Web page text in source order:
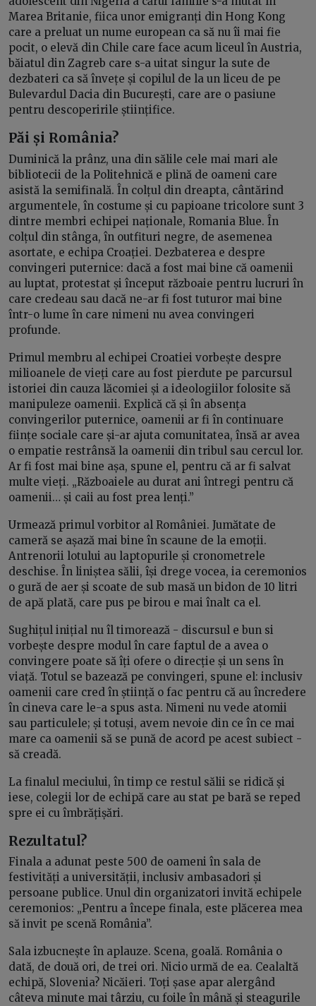
Marea Britanie, fiica unor emigranți din Hong Kong
care a preluat un nume european ca să nu îi mai fie
pocit, o elevă din Chile care face acum liceul în Austria,
băiatul din Zagreb care s-a uitat singur la sute de
dezbateri ca să învețe și copilul de la un liceu de pe
Bulevardul Dacia din București, care are o pasiune
pentru descoperirile științifice.
Păi și România?
Duminică la prânz, una din sălile cele mai mari ale
bibliotecii de la Politehnică e plină de oameni care
asistă la semifinală. În colțul din dreapta, cântărind
argumentele, în costume și cu papioane tricolore sunt 3
dintre membri echipei naționale, Romania Blue. În
colțul din stânga, în outfituri negre, de asemenea
asortate, e echipa Croației. Dezbaterea e despre
convingeri puternice: dacă a fost mai bine că oamenii
au luptat, protestat și început războaie pentru lucruri în
care credeau sau dacă ne-ar fi fost tuturor mai bine
într-o lume în care nimeni nu avea convingeri
profunde.
Primul membru al echipei Croatiei vorbește despre
milioanele de vieți care au fost pierdute pe parcursul
istoriei din cauza lăcomiei și a ideologiilor folosite să
manipuleze oamenii. Explică că și în absența
convingerilor puternice, oamenii ar fi în continuare
ființe sociale care și-ar ajuta comunitatea, însă ar avea
o empatie restrânsă la oamenii din tribul sau cercul lor.
Ar fi fost mai bine așa, spune el, pentru că ar fi salvat
multe vieți. „Războaiele au durat ani întregi pentru că
oamenii… și caii au fost prea lenți.”
Urmează primul vorbitor al României. Jumătate de
cameră se așază mai bine în scaune de la emoții.
Antrenorii lotului au laptopurile și cronometrele
deschise. În liniștea sălii, își drege vocea, ia ceremonios
o gură de aer și scoate de sub masă un bidon de 10 litri
de apă plată, care pus pe birou e mai înalt ca el.
Sughițul inițial nu îl timorează - discursul e bun si
vorbește despre modul în care faptul de a avea o
convingere poate să îți ofere o direcție și un sens în
viață. Totul se bazează pe convingeri, spune el: inclusiv
oamenii care cred în știință o fac pentru că au încredere
în cineva care le-a spus asta. Nimeni nu vede atomii
sau particulele; și totuși, avem nevoie din ce în ce mai
mare ca oamenii să se pună de acord pe acest subiect -
să creadă.
La finalul meciului, în timp ce restul sălii se ridică și
iese, colegii lor de echipă care au stat pe bară se reped
spre ei cu îmbrățișări.
Rezultatul?
Finala a adunat peste 500 de oameni în sala de
festivități a universității, inclusiv ambasadori și
persoane publice. Unul din organizatori invită echipele
ceremonios: „Pentru a începe finala, este plăcerea mea
să invit pe scenă România”.
Sala izbucnește în aplauze. Scena, goală. România o
dată, de două ori, de trei ori. Nicio urmă de ea. Cealaltă
echipă, Slovenia? Nicăieri. Toți șase apar alergând
câteva minute mai târziu, cu foile în mână și steagurile